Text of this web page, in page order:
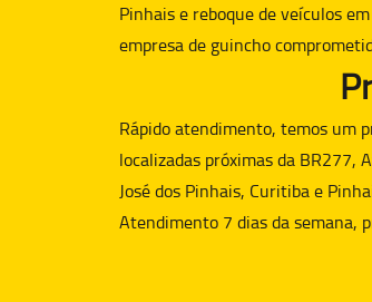
Pinhais e reboque de veículos
empresa de guincho
Rápido atendimento, temos um
localizadas próximas da BR277,
José dos Pinhais, Curitiba e
Atendimento 7 dias da semana,